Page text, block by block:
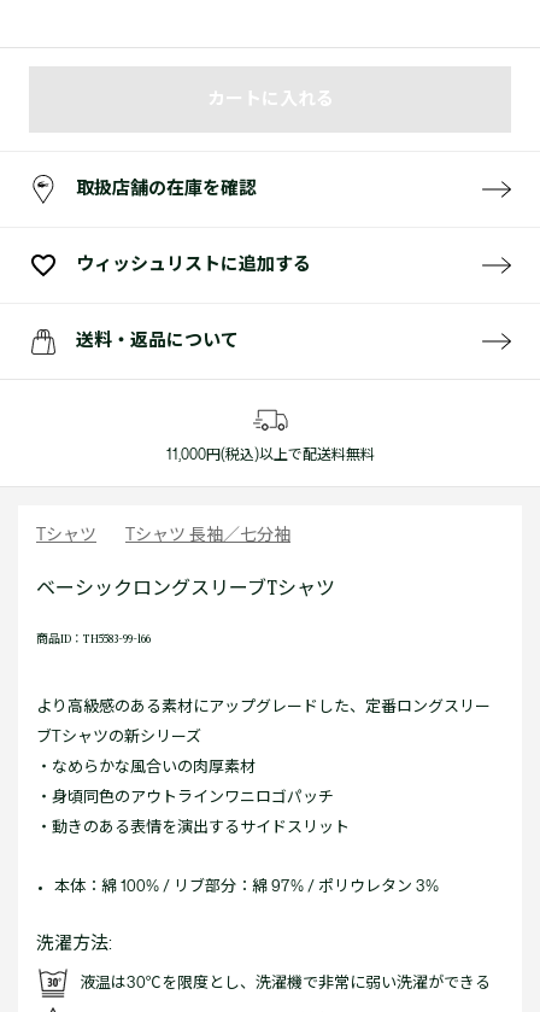
カートに入れる
取扱店舗の在庫を確認
ウィッシュリストに追加する
送料・返品について
11,000円(税込)以上で配送料無料
Tシャツ Tシャツ 長袖／七分袖
ベーシックロングスリーブTシャツ
商品ID：TH5583-99-166
より高級感のある素材にアップグレードした、定番ロングスリー
ブTシャツの新シリーズ
・なめらかな風合いの肉厚素材
・身頃同色のアウトラインワニロゴパッチ
・動きのある表情を演出するサイドスリット
本体：綿 100% / リブ部分：綿 97% / ポリウレタン 3%
洗濯方法:
液温は30℃を限度とし、洗濯機で非常に弱い洗濯ができる